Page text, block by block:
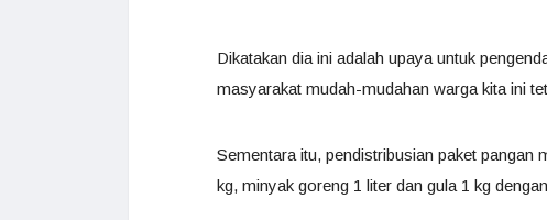
Dikatakan dia ini adalah upaya untuk
masyarakat mudah-mudahan warga kita ini
Sementara itu, pendistribusian paket pangan
kg, minyak goreng 1 liter dan gula 1 kg